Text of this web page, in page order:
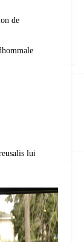
de
lui